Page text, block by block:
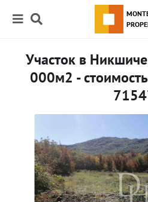
Участок в
000м2 -